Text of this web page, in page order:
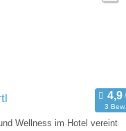
3 Bew.
Wellness im Hotel vereint